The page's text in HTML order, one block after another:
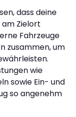
dass deine
Zielort
Fahrzeuge
zusammen, um
wie
sowie Ein- und
so angenehm